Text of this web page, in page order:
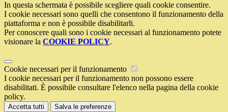
In questa schermata è possibile scegliere quali cookie consentire.
I cookie necessari sono quelli che consentono il funzionamento della
piattaforma e non è possibile disabilitarli.
Per conoscere quali sono i cookie necessari al funzionamento potete
visionare la COOKIE POLICY.
Cookie necessari per il funzionamento
I cookie necessari per il funzionamento non possono essere
disabilitati. È possibile consultare l'elenco nella pagina della cookie
policy.
Accetta tutti Salva le preferenze